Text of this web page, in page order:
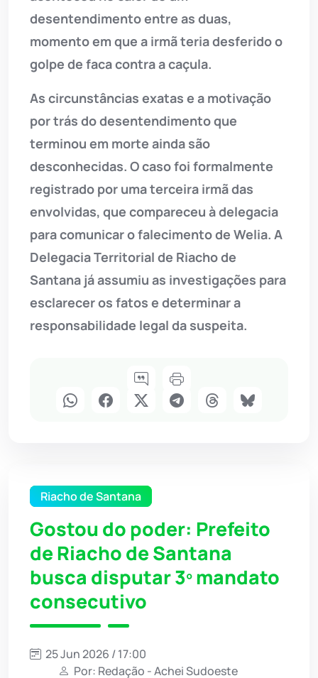
desentendimento entre as duas,
momento em que a irmã teria desferido o
golpe de faca contra a caçula.
As circunstâncias exatas e a motivação
por trás do desentendimento que
terminou em morte ainda são
desconhecidas. O caso foi formalmente
registrado por uma terceira irmã das
envolvidas, que compareceu à delegacia
para comunicar o falecimento de Welia. A
Delegacia Territorial de Riacho de
Santana já assumiu as investigações para
esclarecer os fatos e determinar a
responsabilidade legal da suspeita.
Riacho de Santana
Gostou do poder: Prefeito
de Riacho de Santana
busca disputar 3º mandato
consecutivo
25 Jun 2026 / 17:00
Por: Redação - Achei Sudoeste